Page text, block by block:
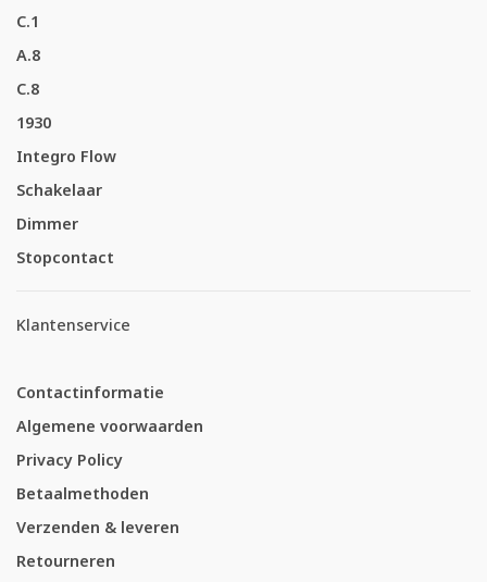
C.1
A.8
C.8
1930
Integro Flow
Schakelaar
Dimmer
Stopcontact
Klantenservice
Contactinformatie
Algemene voorwaarden
Privacy Policy
Betaalmethoden
Verzenden & leveren
Retourneren